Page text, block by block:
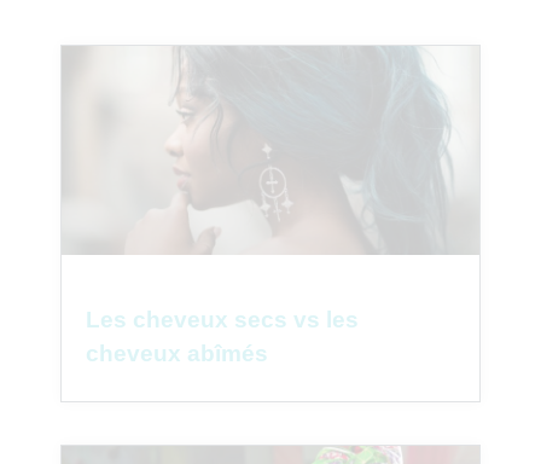
Les cheveux secs vs les
cheveux abîmés